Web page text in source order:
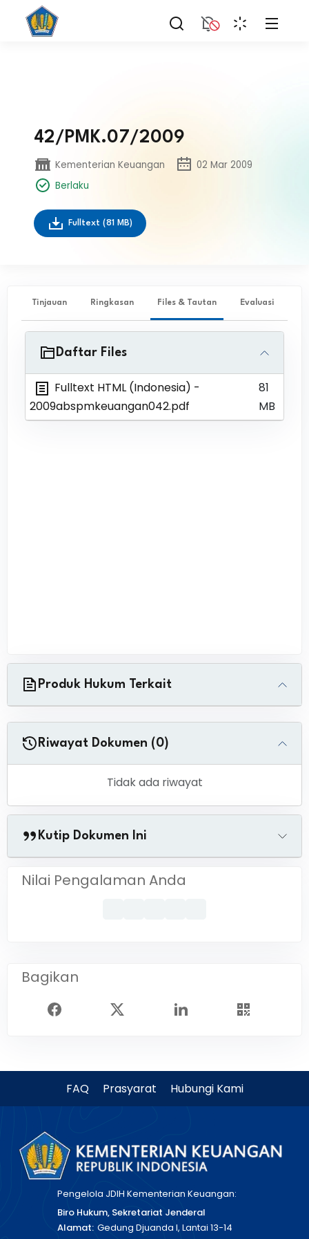
42/PMK.07/2009
Kementerian Keuangan
02 Mar 2009
Berlaku
Fulltext (81 MB)
Tinjauan Ringkasan Files & Tautan Evaluasi
Daftar Files
Fulltext HTML (Indonesia) -
2009abspmkeuangan042.pdf
81
MB
Produk Hukum Terkait
Riwayat Dokumen (0)
Tidak ada riwayat
Kutip Dokumen Ini
Nilai Pengalaman Anda
Bagikan
FAQ Prasyarat Hubungi Kami
Pengelola JDIH Kementerian Keuangan:
Biro Hukum, Sekretariat Jenderal
Alamat: Gedung Djuanda I, Lantai 13-14